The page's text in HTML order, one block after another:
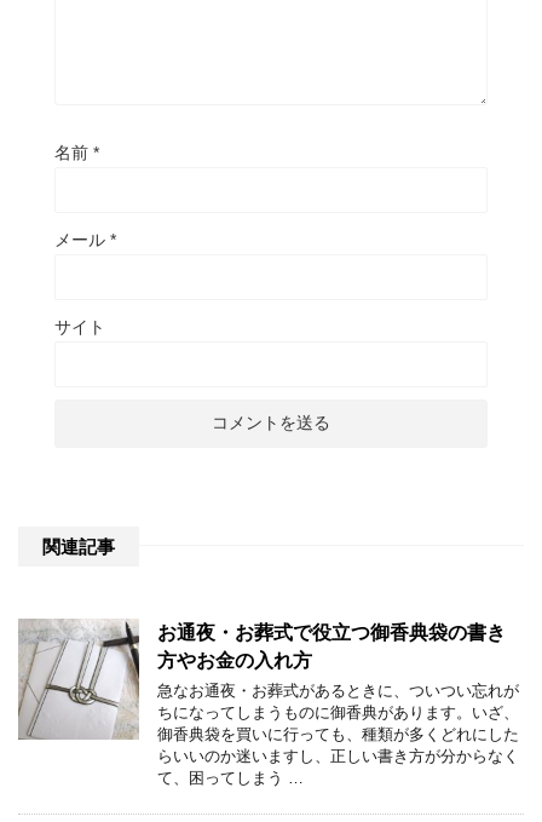
名前 *
メール *
サイト
関連記事
お通夜・お葬式で役立つ御香典袋の書き
方やお金の入れ方
急なお通夜・お葬式があるときに、ついつい忘れが
ちになってしまうものに御香典があります。いざ、
御香典袋を買いに行っても、種類が多くどれにした
らいいのか迷いますし、正しい書き方が分からなく
て、困ってしまう …